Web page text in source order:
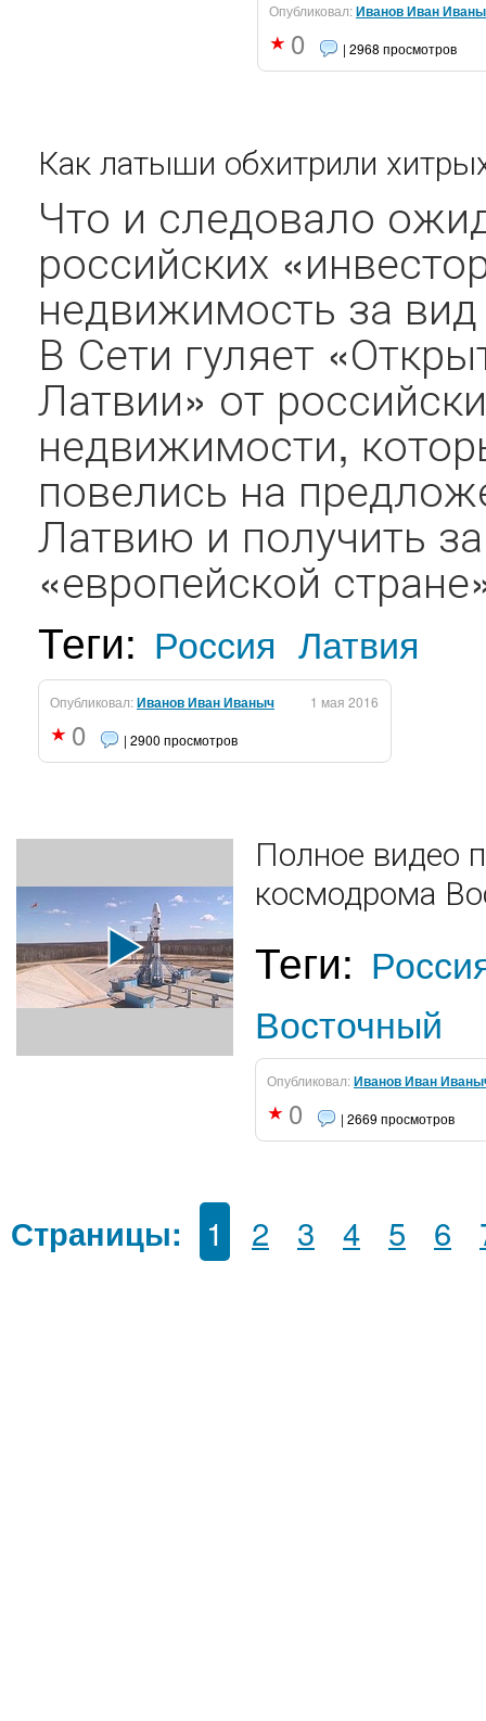
Опубликовал:Иванов Иван
0 | 2968 просмотров
Как латыши обхитрили
Что и следовало
российских
недвижимость за
В Сети гуляет
Латвии» от
недвижимости,
повелись на
Латвию и получить
«европейской
Теги: Россия Латвия
Опубликовал:Иванов Иван Иваныч 1 мая 2016
0 | 2900 просмотров
Полное видео
космодрома
Теги:
Восточный
Опубликовал:Иванов Иван
0 | 2669 просмотров
Страницы: 1 2 3 4 5 6